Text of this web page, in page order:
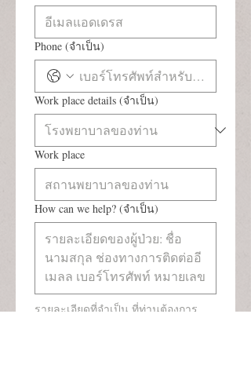
Phone (จำเป็น)
Work place details (จำเป็น)
Work place
How can we help? (จำเป็น)
รายละเอียดที่จำเป็น ที่ท่านต้องการ